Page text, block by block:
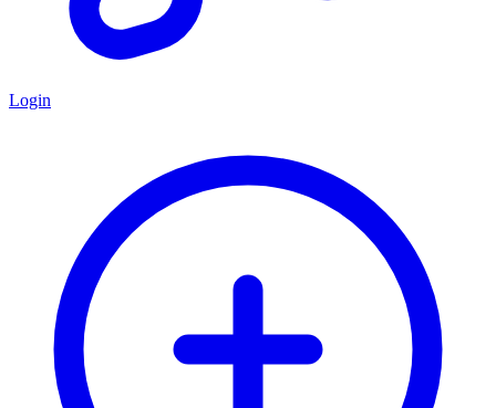
Login